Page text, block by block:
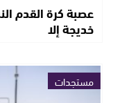
عصبة كرة القدم
خديجة إلا
مستجدات